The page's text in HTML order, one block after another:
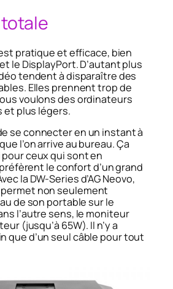
pratique et efficace, bien
le DisplayPort. D’autant plus
tendent à disparaître des
Elles prennent trop de
voulons des ordinateurs
et plus légers.
se connecter en un instant à
l’on arrive au bureau. Ça
ceux qui sont en
le confort d’un grand
la DW-Series d’AG Neovo,
non seulement
de son portable sur le
l’autre sens, le moniteur
(jusqu’à 65W). Il n’y a
que d’un seul câble pour tout